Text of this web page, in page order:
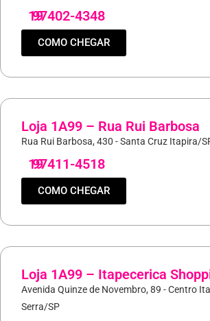
19
97402-4348
COMO CHEGAR
Loja 1A99 – Rua Rui Barbosa
Rua Rui Barbosa, 430 - Santa Cruz Itapira/
19
97411-4518
COMO CHEGAR
Loja 1A99 – Itapecerica
Avenida Quinze de Novembro, 89 - Centro
Serra/SP